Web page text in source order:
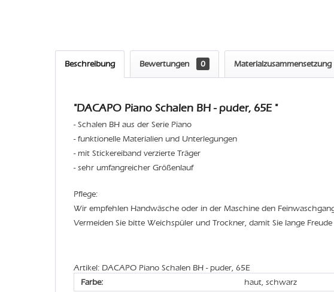
Beschreibung Bewertungen 0 Materialzusammensetzung
"DACAPO Piano Schalen BH - puder, 65E "
- Schalen BH aus der Serie Piano
- funktionelle Materialien und Unterlegungen
- mit Stickereiband verzierte Träger
- sehr umfangreicher Größenlauf
Pflege:
Wir empfehlen Handwäsche oder in der Maschine den
Vermeiden Sie bitte Weichspüler und Trockner, damit Sie lange
Artikel: DACAPO Piano Schalen BH - puder, 65E
Farbe:
haut, schwarz